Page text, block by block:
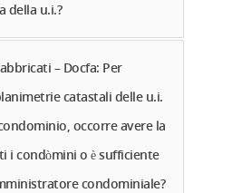
della u.i.?
– Docfa: Per
catastali delle u.i.
occorre avere la
i condòmini o è sufficiente
condominiale?